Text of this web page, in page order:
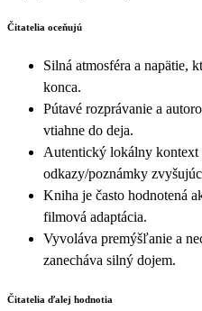
Čitatelia oceňujú
Silná atmosféra a napätie,
konca.
Pútavé rozprávanie a
vtiahne do deja.
Autentický lokálny kontext
odkazy/poznámky
Kniha je často hodnotená
filmová adaptácia.
Vyvoláva premýšľanie a
zanecháva silný dojem.
Čitatelia ďalej hodnotia